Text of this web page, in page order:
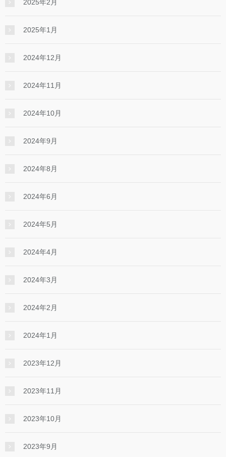
2025年2月
2025年1月
2024年12月
2024年11月
2024年10月
2024年9月
2024年8月
2024年6月
2024年5月
2024年4月
2024年3月
2024年2月
2024年1月
2023年12月
2023年11月
2023年10月
2023年9月